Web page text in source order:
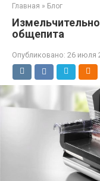
Главная » Блог
общепита
Опубликовано: 26 июля